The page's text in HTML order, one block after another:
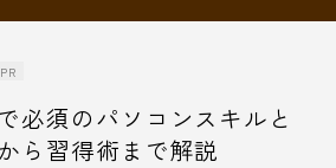
PR
必須のパソコンスキルと
ら習得術まで解説